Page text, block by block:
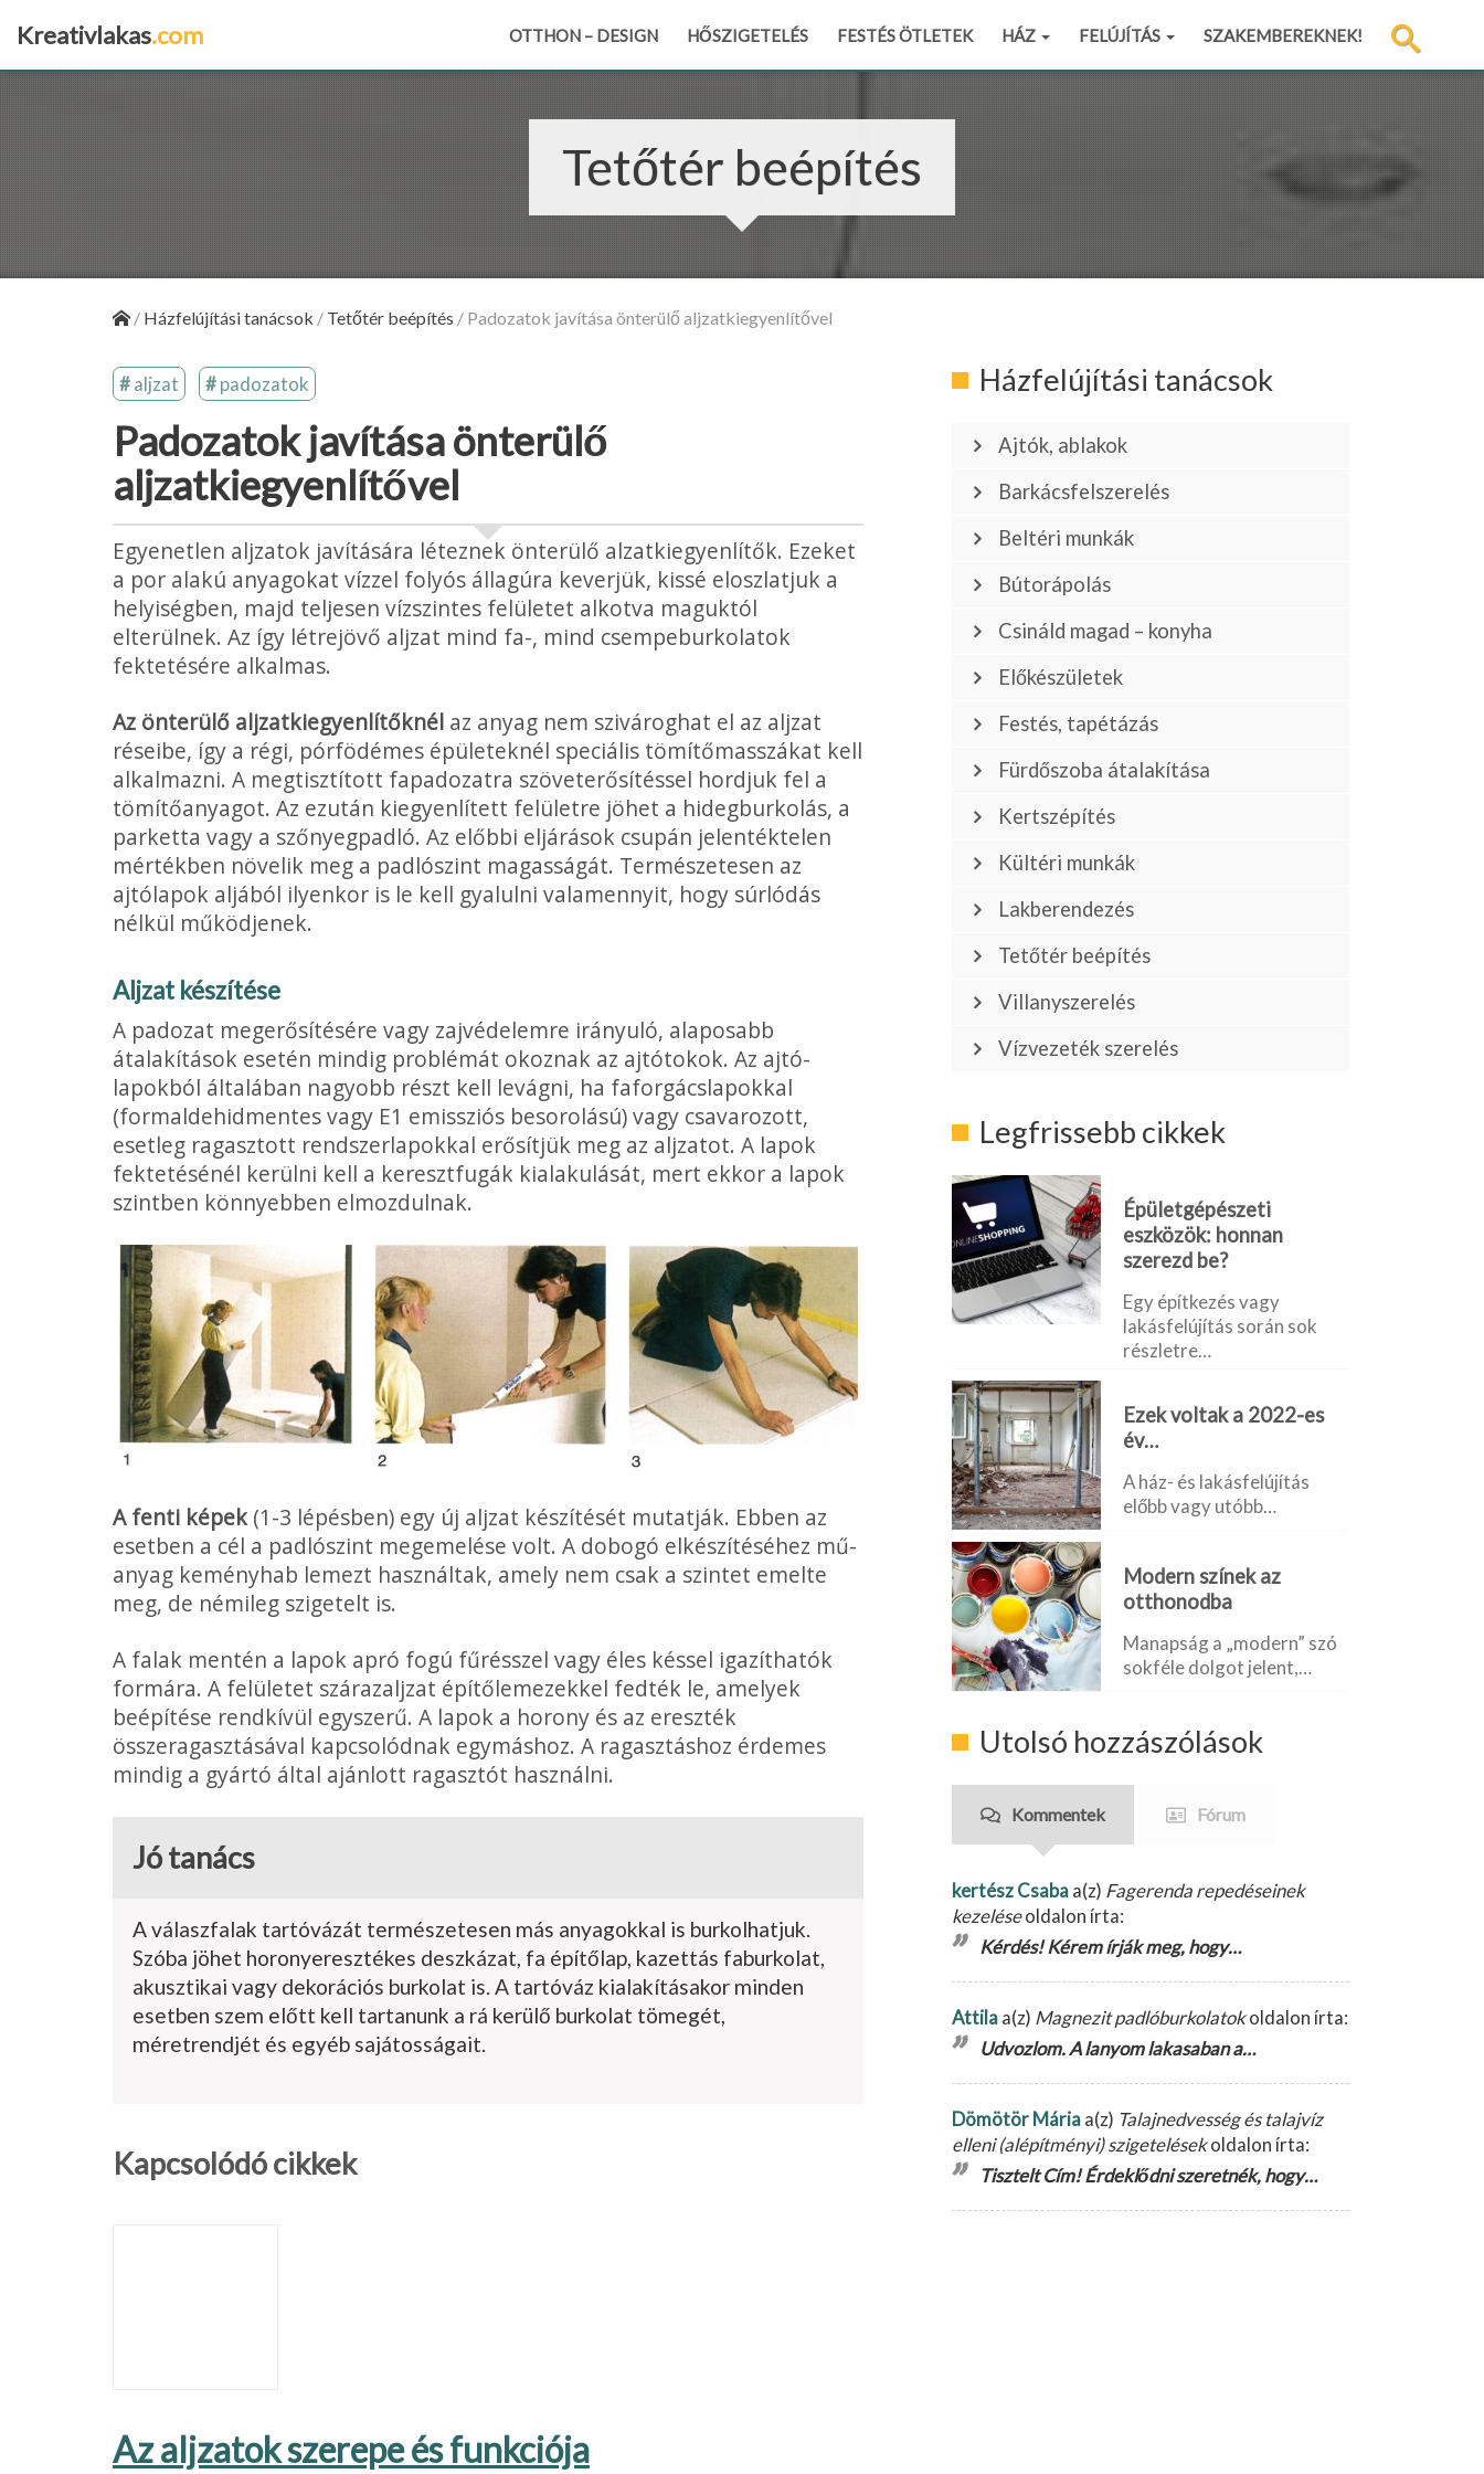
Kreativlakas.com OTTHON – DESIGN HŐSZIGETELÉS FESTÉS ÖTLETEK HÁZ FELÚJÍTÁS SZAKEMBEREKNEK!
Tetőtér beépítés
/ Házfelújítási tanácsok / Tetőtér beépítés / Padozatok javítása önterülő aljzatkiegyenlítővel
aljzat padozatok
Padozatok javítása önterülő
aljzatkiegyenlítővel
Egyenetlen aljzatok javítására léteznek ön­terülő alzatkiegyenlítők. Ezeket
a por alakú anyagokat vízzel folyós állagúra keverjük, kissé eloszlatjuk a
helyiségben, majd teljesen víz­szintes felületet alkotva maguktól
elterülnek. Az így létrejövő aljzat mind fa-, mind csempe­burkolatok
fektetésére alkalmas.
Az önterülő aljzatkiegyenlítőknél az anyag nem szivároghat el az aljzat
réseibe, így a régi, pórfödémes épületeknél speciális tömítőmasszákat kell
alkalmazni. A megtisztított fapadozatra szövet­erősítéssel hordjuk fel a
tömítőanyagot. Az ez­után kiegyenlített felületre jöhet a hideg­burkolás, a
parketta vagy a szőnyegpadló. Az előbbi eljárások csupán jelentéktelen
mér­tékben növelik meg a padlószint magasságát. Természetesen az
ajtólapok aljából ilyenkor is le kell gyalulni valamennyit, hogy súrlódás
nélkül működjenek.
Aljzat készítése
A padozat megerősítésére vagy zajvédelemre irányuló, alaposabb
átalakítások esetén min­dig problémát okoznak az ajtótokok. Az ajtó­
lapokból általában nagyobb részt kell levágni, ha faforgácslapokkal
(formaldehidmentes vagy E1 emissziós besorolású) vagy csavarozott,
esetleg ragasztott rendszerlapokkal erősítjük meg az aljzatot. A lapok
fektetésénél kerülni kell a keresztfugák kialakulását, mert ekkor a lapok
szintben könnyebben elmozdulnak.
A fenti képek(1-3 lépésben) egy új aljzat készítését mutatják. Ebben az
esetben a cél a padlószint meg­emelése volt. A dobogó elkészítéséhez mű­
anyag keményhab lemezt használtak, amely nem csak a szintet emelte
meg, de némileg szigetelt is.
A falak mentén a lapok apró fogú fűrésszel vagy éles késsel igazíthatók
formára. A felületet szárazaljzat építőlemezekkel fedték le, amelyek
beépítése rendkívül egyszerű. A lapok a horony és az ereszték
összeragasztásával kapcsolódnak egymáshoz. A ragasztáshoz ér­demes
mindig a gyártó által ajánlott ragasztót használni.
Jó tanács
A válaszfalak tartóvázát természetesen más anyagokkal is burkolhatjuk.
Szóba jöhet horonyeresztékes deszkázat, fa építőlap, kazettás faburkolat,
akusztikai vagy dekorációs burkolat is. A tartóváz kialakításakor minden
esetben szem előtt kell tartanunk a rá kerülő burkolat tömegét,
méretrendjét és egyéb sajátosságait.
Kapcsolódó cikkek
Az aljzatok szerepe és funkciója
Házfelújítási tanácsok
Ajtók, ablakok
Barkácsfelszerelés
Beltéri munkák
Bútorápolás
Csináld magad – konyha
Előkészületek
Festés, tapétázás
Fürdőszoba átalakítása
Kertszépítés
Kültéri munkák
Lakberendezés
Tetőtér beépítés
Villanyszerelés
Vízvezeték szerelés
Legfrissebb cikkek
Épületgépészeti
eszközök: honnan
szerezd be?
Egy építkezés vagy
lakásfelújítás során sok
részletre…
Ezek voltak a 2022-es
év…
A ház- és lakásfelújítás
előbb vagy utóbb…
Modern színek az
otthonodba
Manapság a „modern” szó
sokféle dolgot jelent,…
Utolsó hozzászólások
Kommentek Fórum
kertész Csabaa(z) Fagerenda repedéseinek
kezeléseoldalon írta:
Kérdés! Kérem írják meg, hogy…
Attilaa(z) Magnezit padlóburkolatokoldalon írta:
Udvozlom. A lanyom lakasaban a…
Dömötör Máriaa(z) Talajnedvesség és talajvíz
elleni (alépítményi) szigetelésekoldalon írta:
Tisztelt Cím! Érdeklődni szeretnék, hogy…